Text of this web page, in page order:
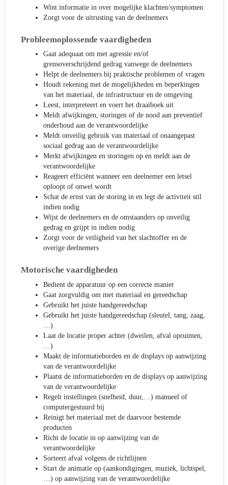
Wint informatie in over mogelijke klachten/symptomen
Zorgt voor de uitrusting van de deelnemers
Probleemoplossende vaardigheden
Gaat adequaat om met agressie en/of
grensoverschrijdend gedrag vanwege de deelnemers
Helpt de deelnemers bij praktische problemen of vragen
Houdt rekening met de mogelijkheden en beperkingen
van het materiaal, de infrastructuur en de omgeving
Leest, interpreteert en voert het draaiboek uit
Meldt afwijkingen, storingen of de nood aan preventief
onderhoud aan de verantwoordelijke
Meldt onveilig gebruik van materiaal of onaangepast
sociaal gedrag aan de verantwoordelijke
Merkt afwijkingen en storingen op en meldt aan de
verantwoordelijke
Reageert efficiënt wanneer een deelnemer een letsel
oploopt of onwel wordt
Schat de ernst van de storing in en legt de activiteit stil
indien nodig
Wijst de deelnemers en de omstaanders op onveilig
gedrag en grijpt in indien nodig
Zorgt voor de veiligheid van het slachtoffer en de
overige deelnemers
Motorische vaardigheden
Bedient de apparatuur op een correcte manier
Gaat zorgvuldig om met materiaal en gereedschap
Gebruikt het juiste handgereedschap
Gebruikt het juiste handgereedschap (sleutel, tang, zaag,
…)
Laat de locatie proper achter (dweilen, afval opruimen,
…)
Maakt de informatieborden en de displays op aanwijzing
van de verantwoordelijke
Plaatst de informatieborden en de displays op aanwijzing
van de verantwoordelijke
Regelt instellingen (snelheid, duur,…) manueel of
computergestuurd bij
Reinigt het materiaal met de daarvoor bestemde
producten
Richt de locatie in op aanwijzing van de
verantwoordelijke
Sorteert afval volgens de richtlijnen
Start de animatie op (aankondigingen, muziek, lichtspel,
…) op aanwijzing van de verantwoordelijke